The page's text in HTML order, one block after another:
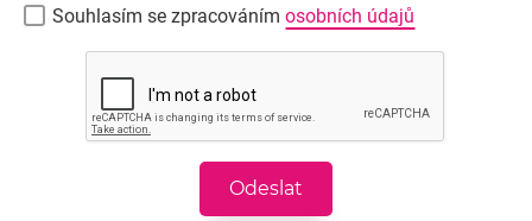
Souhlasím se zpracováním osobních údajů